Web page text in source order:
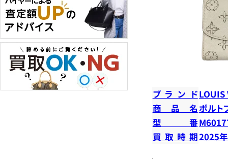
ブランドLOUIS
商品名ポルト
型番
買取時期2025